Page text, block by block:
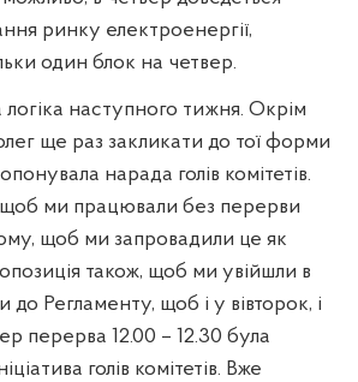
ринку електроенергії,
один блок на четвер.
логіка наступного тижня. Окрім
ще раз закликати до тої форми
нарада голів комітетів.
ми працювали без перерви
щоб ми запровадили це як
також, щоб ми увійшли в
до Регламенту, щоб і у вівторок, і
перерва 12.00 – 12.30 була
голів комітетів. Вже